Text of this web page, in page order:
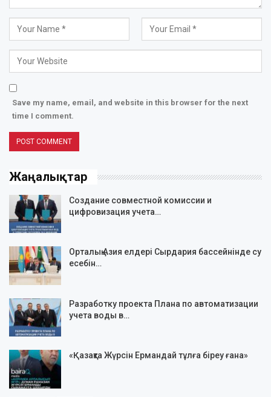
Save my name, email, and website in this browser for the next
time I comment.
Жаңалықтар
Создание совместной комиссии и
цифровизация учета…
Орталық Азия елдері Сырдария бассейнінде су
есебін…
Разработку проекта Плана по автоматизации
учета воды в…
«Қазақта Жүрсін Ермандай тұлға біреу ғана»